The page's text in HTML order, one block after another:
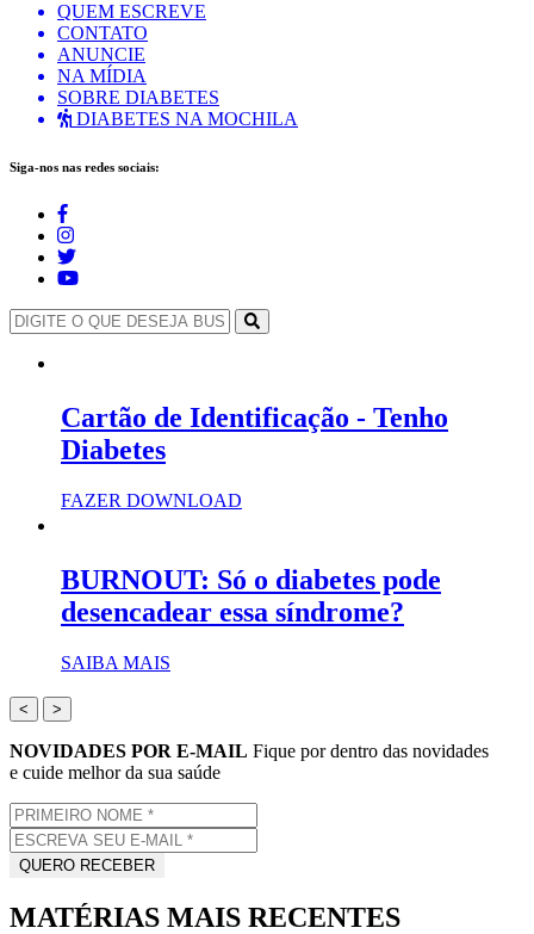
QUEM ESCREVE
CONTATO
ANUNCIE
NA MÍDIA
SOBRE DIABETES
DIABETES NA MOCHILA
Siga-nos nas redes sociais:
Cartão de Identificação - Tenho
Diabetes
FAZER DOWNLOAD
BURNOUT: Só o diabetes pode
desencadear essa síndrome?
SAIBA MAIS
< >
NOVIDADES POR E-MAIL Fique por dentro das novidades
e cuide melhor da sua saúde
MATÉRIAS MAIS RECENTES